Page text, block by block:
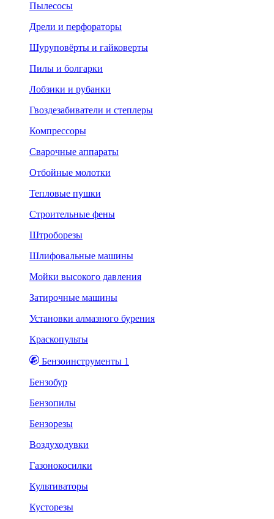
Пылесосы
Дрели и перфораторы
Шуруповёрты и гайковерты
Пилы и болгарки
Лобзики и рубанки
Гвоздезабиватели и степлеры
Компрессоры
Сварочные аппараты
Отбойные молотки
Тепловые пушки
Строительные фены
Штроборезы
Шлифовальные машины
Мойки высокого давления
Затирочные машины
Установки алмазного бурения
Краскопульты
Бензоинструменты 1
Бензобур
Бензопилы
Бензорезы
Воздуходувки
Газонокосилки
Культиваторы
Кусторезы